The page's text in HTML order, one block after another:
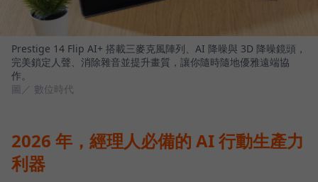
Prestige 14 Flip AI+ 搭載三麥克風陣列、AI 降噪與 3D 降噪鏡頭，
完美鎖定人聲、消除雜音並提升畫質，讓你隨時隨地優雅遠端協
作。
圖／ 數位時代
2026 年，經理人必備的 AI 行動生產力
利器